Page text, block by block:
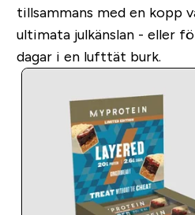
tillsammans med en kopp
ultimata julkänslan - eller
dagar i en lufttät burk.